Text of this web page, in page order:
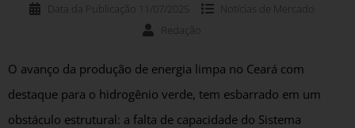
Data da Publicação 11/07/2025 Notícias de
Mercado
Redação
O avanço da produção de energia limpa no Ceará com
destaque para o hidrogênio verde, tem esbarrado em um
obstáculo estrutural: a falta de capacidade do Sistema